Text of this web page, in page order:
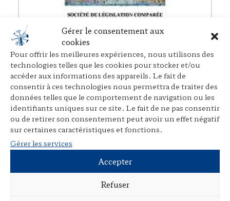
Gérer le consentement aux
cookies
Pour offrir les meilleures expériences, nous utilisons des
technologies telles que les cookies pour stocker et/ou
accéder aux informations des appareils. Le fait de
consentir à ces technologies nous permettra de traiter des
données telles que le comportement de navigation ou les
identifiants uniques sur ce site. Le fait de ne pas consentir
ou de retirer son consentement peut avoir un effet négatif
sur certaines caractéristiques et fonctions.
Gérer les services
Accepter
Refuser
Les chemins de l’harmonisation pénale
Avec Mark Pieth et Ulrich Sieber (dir.), Juliette Lelieur (coord.),
Société de législation comparée, mai 2008